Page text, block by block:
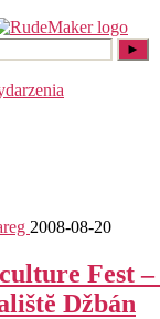
2008-08-20
Fest –
Džbán